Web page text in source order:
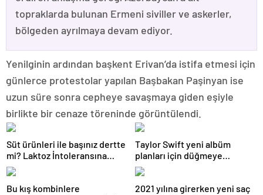
topraklarda bulunan Ermeni siviller ve askerler,
bölgeden ayrılmaya devam ediyor.
Yenilginin ardından başkent Erivan’da istifa etmesi için
günlerce protestolar yapılan Başbakan Paşinyan ise
uzun süre sonra cepheye savaşmaya giden eşiyle
birlikte bir cenaze töreninde görüntülendi.
Süt ürünleri ile başınız dertte
mi? Laktoz İntoleransına
sahip olabilirsiniz!
Taylor Swift yeni albüm
planları için düğmeye
bastığını sosyal medyadan
duyurdu!
Bu kış kombinlere
2021 yılına girerken yeni saç